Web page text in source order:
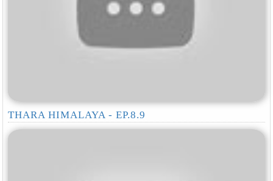
THARA HIMALAYA - EP.8.9